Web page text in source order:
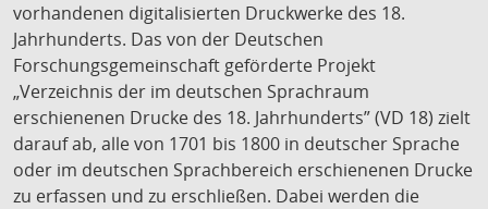
vorhandenen digitalisierten Druckwerke des 18.
Jahrhunderts. Das von der Deutschen
Forschungsgemeinschaft geförderte Projekt
„Verzeichnis der im deutschen Sprachraum
erschienenen Drucke des 18. Jahrhunderts” (VD 18) zielt
darauf ab, alle von 1701 bis 1800 in deutscher Sprache
oder im deutschen Sprachbereich erschienenen Drucke
zu erfassen und zu erschließen. Dabei werden die